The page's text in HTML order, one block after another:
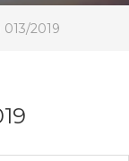
2019